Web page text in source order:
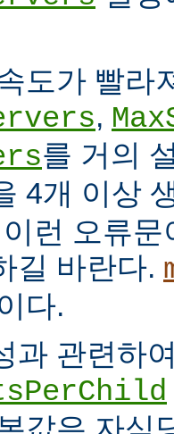
도가 빨라
,
를 거의
4개 이상
런 오류
길 바란다.
다.
과 관련하